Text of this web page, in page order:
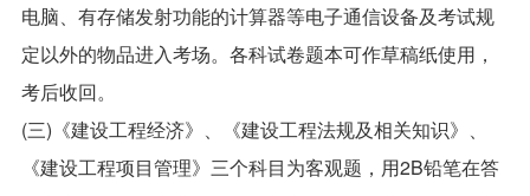
电脑、有存储发射功能的计算器等电子通信设备及考试规
定以外的物品进入考场。各科试卷题本可作草稿纸使用，
考后收回。
(三)《建设工程经济》、《建设工程法规及相关知识》、
《建设工程项目管理》三个科目为客观题，用2B铅笔在答